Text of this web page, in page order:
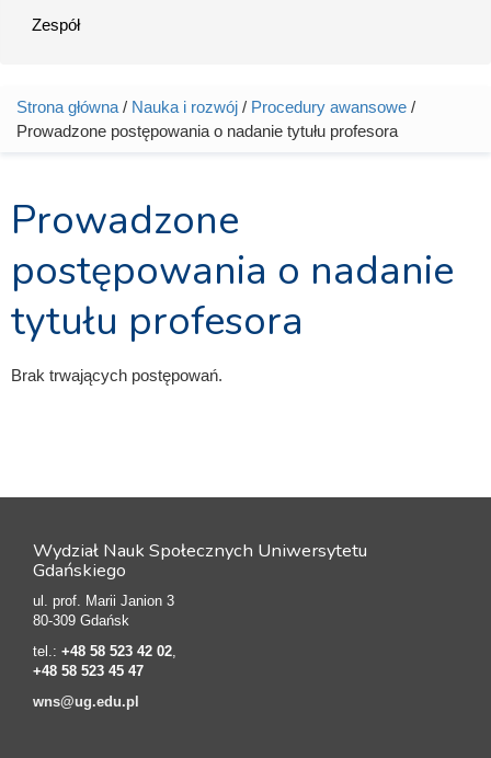
Zespół
Jesteś tutaj
Strona główna / Nauka i rozwój / Procedury awansowe /
Prowadzone postępowania o nadanie tytułu profesora
Prowadzone
postępowania o nadanie
tytułu profesora
Brak trwających postępowań.
Wydział Nauk Społecznych Uniwersytetu
Gdańskiego
ul. prof. Marii Janion 3
80-309 Gdańsk
tel.: +48 58 523 42 02
+48 58 523 45 47
wns@ug.edu.pl